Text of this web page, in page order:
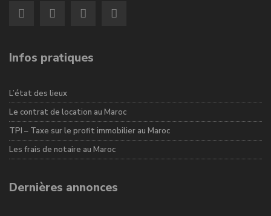
Infos pratiques
L’état des lieux
Le contrat de location au Maroc
TPI – Taxe sur le profit immobilier au Maroc
Les frais de notaire au Maroc
Dernières annonces